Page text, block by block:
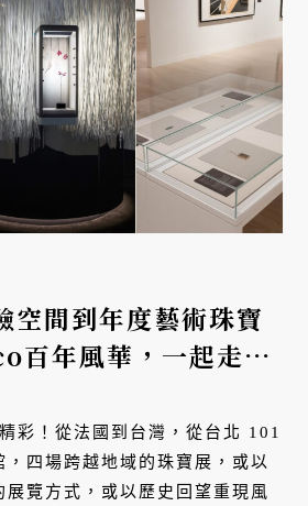
間到年度藝術珠寶
年風華，一起走進
Arpels、CINDY
的美學世界
彩！從法國到台灣，從台北 101
，四場跨越地域的珠寶展，或以
展覽方式，或以歷史回望重現風